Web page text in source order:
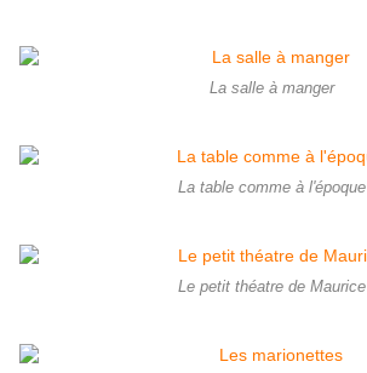
La salle à manger
La table comme à l'époque
Le petit théatre de Maurice